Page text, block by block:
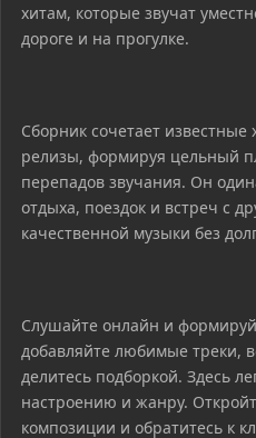
хитам, которые звучат
дороге и на прогулке.
Сборник сочетает
релизы, формируя цельный
перепадов звучания. Он
отдыха, поездок и встреч с
качественной музыки без
Слушайте онлайн и
добавляйте любимые треки,
делитесь подборкой. Здесь
настроению и жанру.
композиции и обратитесь к